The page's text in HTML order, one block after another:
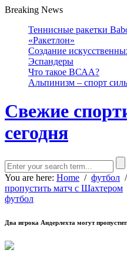
Breaking News
Теннисные ракетки
«Ракетлон»
Создание
Эспандеры
Что такое ВСАА?
Альпинизм – спорт
Свежие
сегодня
You are here: Home / футбол /
пропустить матч с Шахтером
футбол
Два игрока Андерлехта могут